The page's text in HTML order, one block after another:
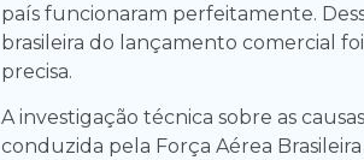
país funcionaram perfeitamente.
brasileira do lançamento comercial
precisa.
A investigação técnica sobre as
conduzida pela Força Aérea